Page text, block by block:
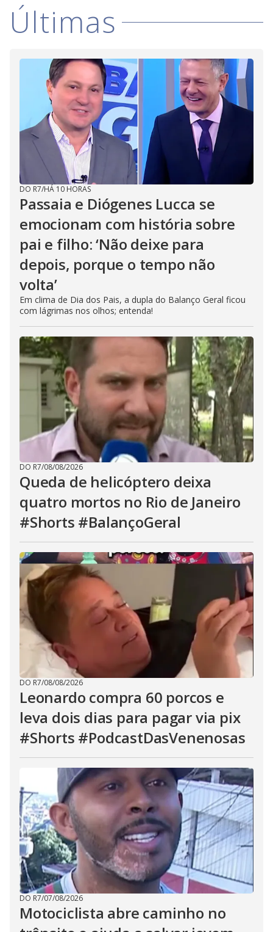
o
Últimas
DO R7/HÁ 10 HORAS
Passaia e Diógenes Lucca se
emocionam com história sobre
pai e filho: ‘Não deixe para
depois, porque o tempo não
volta’
Em clima de Dia dos Pais, a dupla do Balanço Geral ficou
com lágrimas nos olhos; entenda!
DO R7/08/08/2026
Queda de helicóptero deixa
quatro mortos no Rio de Janeiro
#Shorts #BalançoGeral
DO R7/08/08/2026
Leonardo compra 60 porcos e
leva dois dias para pagar via pix
#Shorts #PodcastDasVenenosas
DO R7/07/08/2026
Motociclista abre caminho no